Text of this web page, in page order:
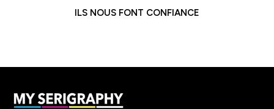
ILS NOUS FONT CONFIANCE